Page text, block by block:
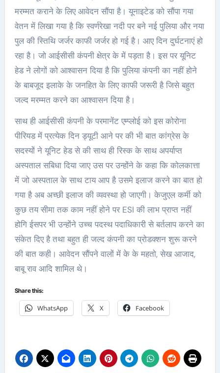
मरम्मत कराने के लिए आवेदन सौंपा है। यूनाइटेड को सौंपा गया
वेतन में लिखा गया है कि स्वर्णरेखा नदी पर बने नई पुलिया और नया
पुल की स्तिथि जर्जर काफी जर्जर हो गई है। आए दिन दुर्घटनाएं हो
रहा है। जो आईसीसी कंपनी क्षेत्र के में पड़ता है। इस पर यूनिट
हेड ने लोगों को आश्वासन दिया है कि पुलिया कंपनी का नहीं होने
के बाबजूद इलाके के जनहित के लिए काफी जरूरी है जिसे बहुत
जल्द मरम्मत करने का आश्वासन दिया है।
साथ ही आईसीसी कंपनी के परमानेंट एम्प्लोई को इस कोरोना
पीरियड में प्रत्येक दिन ड्यूटी आने पर की भी बात कांग्रेस के
सदस्यों ने यूनिट हेड से की साथ ही रिस्क के साथ अपर्याप्त
अस्पताल सबिधा दिया जाए उस पर उन्होंने के कहा कि कोलकात्ता
में जो अस्पताल के साथ टाय आप है उसमे इलाज करने का बात हो
गया है अब अच्छी इलाज की व्यवस्था हो जाएगी। केजुएल कर्मी को
कुछ तय सीमा तक काम नहीं होने पर ESI की लाभ प्राप्त नहीं
होगि ईसपर भी उन्होंने उच्च पदस्थ पदाधिकारी से बर्तलाप करने का
संकेत दिए है तथा बहुत ही जल्द कंपनी का प्रोडक्शन शुरू करने
की बात कही। आवेदन सौंपने वालों में के के महतो, सेख आजाद,
बाबू राव आदि शामिल थे।
Share this:
WhatsApp X Facebook